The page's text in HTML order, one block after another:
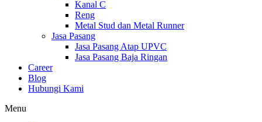
Kanal C
Reng
Metal Stud dan Metal Runner
Jasa Pasang
Jasa Pasang Atap UPVC
Jasa Pasang Baja Ringan
Career
Blog
Hubungi Kami
Menu